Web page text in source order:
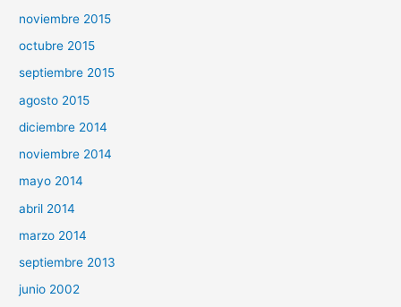
noviembre 2015
octubre 2015
septiembre 2015
agosto 2015
diciembre 2014
noviembre 2014
mayo 2014
abril 2014
marzo 2014
septiembre 2013
junio 2002